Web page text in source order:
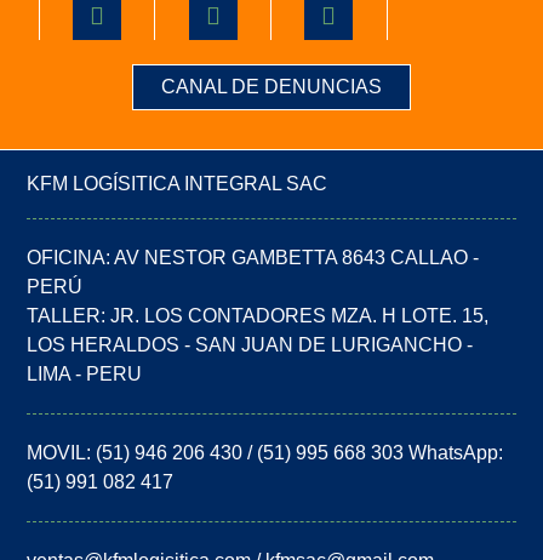
CANAL DE DENUNCIAS
KFM LOGÍSITICA INTEGRAL SAC
OFICINA: AV NESTOR GAMBETTA 8643 CALLAO -
PERÚ
TALLER: JR. LOS CONTADORES MZA. H LOTE. 15,
LOS HERALDOS - SAN JUAN DE LURIGANCHO -
LIMA - PERU
MOVIL: (51) 946 206 430 / (51) 995 668 303 WhatsApp:
(51) 991 082 417